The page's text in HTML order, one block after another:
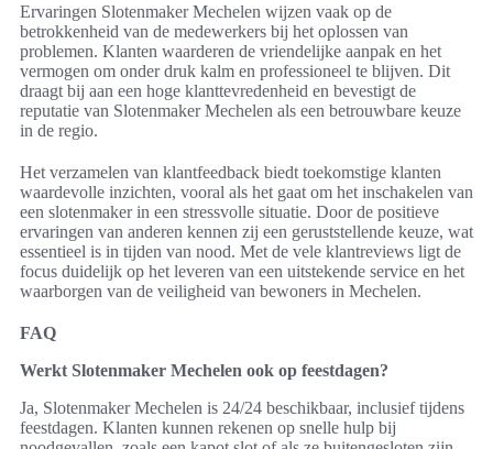
Ervaringen Slotenmaker Mechelen wijzen vaak op de
betrokkenheid van de medewerkers bij het oplossen van
problemen. Klanten waarderen de vriendelijke aanpak en het
vermogen om onder druk kalm en professioneel te blijven. Dit
draagt bij aan een hoge klanttevredenheid en bevestigt de
reputatie van Slotenmaker Mechelen als een betrouwbare keuze
in de regio.
Het verzamelen van klantfeedback biedt toekomstige klanten
waardevolle inzichten, vooral als het gaat om het inschakelen van
een slotenmaker in een stressvolle situatie. Door de positieve
ervaringen van anderen kennen zij een geruststellende keuze, wat
essentieel is in tijden van nood. Met de vele klantreviews ligt de
focus duidelijk op het leveren van een uitstekende service en het
waarborgen van de veiligheid van bewoners in Mechelen.
FAQ
Werkt Slotenmaker Mechelen ook op feestdagen?
Ja, Slotenmaker Mechelen is 24/24 beschikbaar, inclusief tijdens
feestdagen. Klanten kunnen rekenen op snelle hulp bij